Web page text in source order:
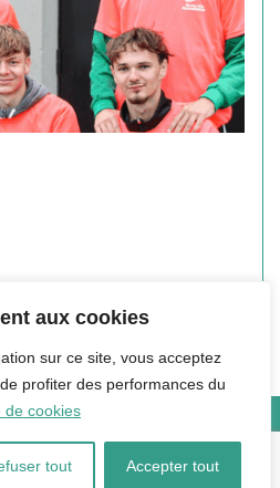
aux cookies
sur ce site, vous acceptez
profiter des performances du
de cookies
tout Accepter tout
Qualité Informatique |
Légales